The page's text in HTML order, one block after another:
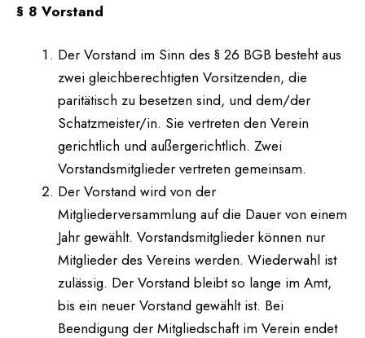
§ 8 Vorstand
Der Vorstand im Sinn des § 26 BGB besteht aus
zwei gleichberechtigten Vorsitzenden, die
paritätisch zu besetzen sind, und dem/der
Schatzmeister/in. Sie vertreten den Verein
gerichtlich und außergerichtlich. Zwei
Vorstandsmitglieder vertreten gemeinsam.
Der Vorstand wird von der
Mitgliederversammlung auf die Dauer von einem
Jahr gewählt. Vorstandsmitglieder können nur
Mitglieder des Vereins werden. Wiederwahl ist
zulässig. Der Vorstand bleibt so lange im Amt,
bis ein neuer Vorstand gewählt ist. Bei
Beendigung der Mitgliedschaft im Verein endet